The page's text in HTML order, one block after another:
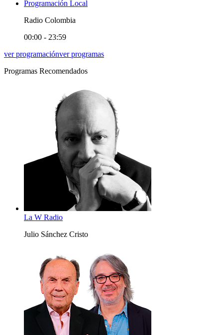
Programación Local
Radio Colombia
00:00 - 23:59
ver programaciónver programas
Programas Recomendados
La W Radio
Julio Sánchez Cristo